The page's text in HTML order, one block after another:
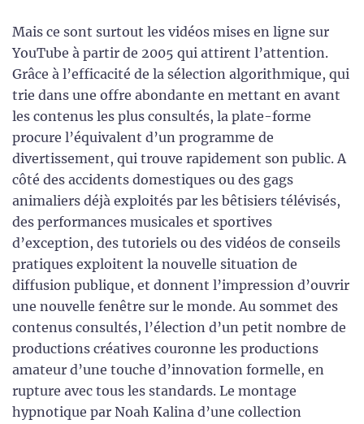
Mais ce sont surtout les vidéos mises en ligne sur
YouTube à partir de 2005 qui attirent l’attention.
Grâce à l’efficacité de la sélection algorithmique, qui
trie dans une offre abondante en mettant en avant
les contenus les plus consultés, la plate-forme
procure l’équivalent d’un programme de
divertissement, qui trouve rapidement son public. A
côté des accidents domestiques ou des gags
animaliers déjà exploités par les bêtisiers télévisés,
des performances musicales et sportives
d’exception, des tutoriels ou des vidéos de conseils
pratiques exploitent la nouvelle situation de
diffusion publique, et donnent l’impression d’ouvrir
une nouvelle fenêtre sur le monde. Au sommet des
contenus consultés, l’élection d’un petit nombre de
productions créatives couronne les productions
amateur d’une touche d’innovation formelle, en
rupture avec tous les standards. Le montage
hypnotique par Noah Kalina d’une collection